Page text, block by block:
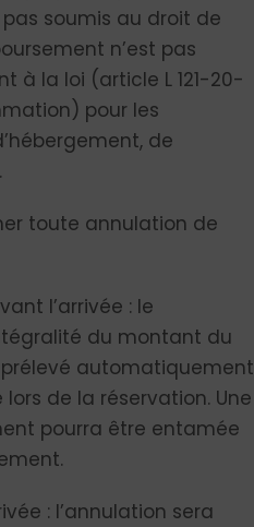
pas soumis au droit de
n’est pas
à la loi (article L 121-20-
pour les
de
toute annulation de
l’arrivée : le
du montant du
automatiquement
de la réservation. Une
pourra être entamée
: l’annulation sera